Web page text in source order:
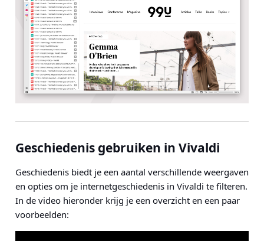
Geschiedenis gebruiken in Vivaldi
Geschiedenis biedt je een aantal verschillende weergaven
en opties om je internetgeschiedenis in Vivaldi te filteren.
In de video hieronder krijg je een overzicht en een paar
voorbeelden: